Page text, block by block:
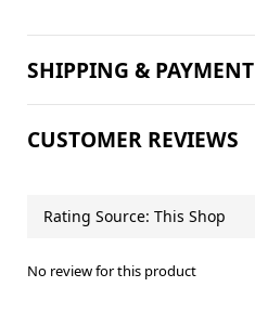
SHIPPING & PAYMENT
CUSTOMER REVIEWS
No review for this product